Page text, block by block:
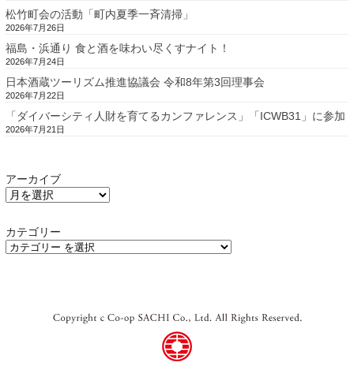
松竹町会の活動「町内夏季一斉清掃」
2026年7月26日
福島・浜通り 食と酒を味わい尽くすナイト！
2026年7月24日
日本酒蔵ツーリズム推進協議会 令和8年第3回理事会
2026年7月22日
「ダイバーシティ人財を育てるカンファレンス」「ICWB31」に参加
2026年7月21日
アーカイブ
カテゴリー